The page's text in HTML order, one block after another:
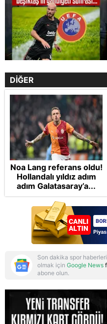
Reddet
DİĞER
Noa Lang referans oldu!
Hollandalı yıldız adım
adım Galatasaray’a...
Son dakika spor
olmak için Google News
abone olun.